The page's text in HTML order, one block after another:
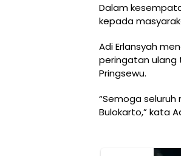
Dalam
kepada
Adi Erlansyah
peringatan ulang
Pringsewu.
“Semoga
Bulokarto,” kata